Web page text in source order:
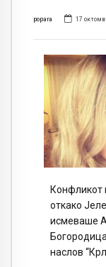
popara 17
Конфликот
откако
исмеваше
наслов